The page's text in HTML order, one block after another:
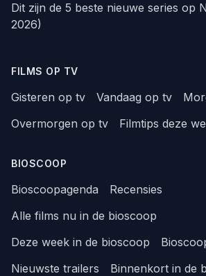
Dit zijn de 5 beste nieuwe series op
2026)
FILMS OP TV
Gisteren op tv Vandaag op tv
Overmorgen op tv
Filmtips deze
BIOSCOOP
Bioscoopagenda
Recensies
Alle films nu in de bioscoop
Deze week in de bioscoop
Nieuwste trailers
Binnenkort in de